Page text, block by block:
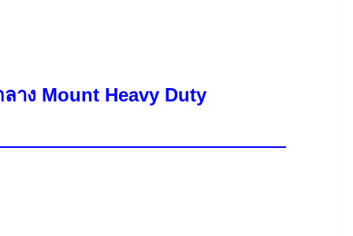
าง Mount Heavy Duty